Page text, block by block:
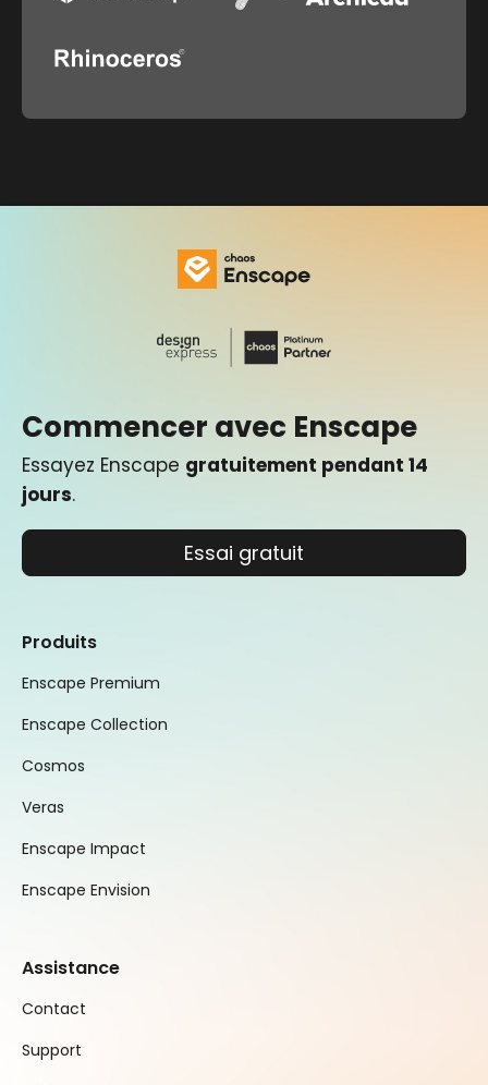
Commencer avec Enscape
Essayez Enscape gratuitement pendant 14
jours.
Essai gratuit
Produits
Enscape Premium
Enscape Collection
Cosmos
Veras
Enscape Impact
Enscape Envision
Assistance
Contact
Support